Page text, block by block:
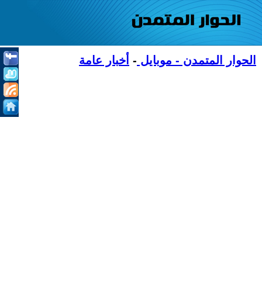
الحوار المتمدن - موبايل - أخبار عامة